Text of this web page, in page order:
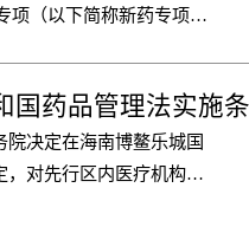
项（以下简称新药专项）
药品管理法实施条
决定在海南博鳌乐城国
，对先行区内医疗机构因